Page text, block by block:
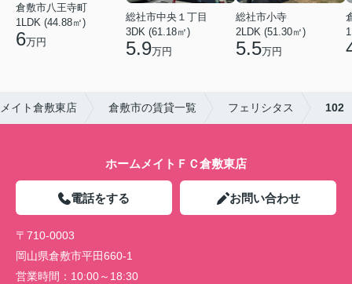
倉敷市八王寺町
1LDK (44.88㎡)
6万円
総社市中央１丁目
3DK (61.18㎡)
5.9万円
総社市小寺
2LDK (51.30㎡)
5.5万円
イト倉敷東店 倉敷市の賃貸一覧 フェリシタス 102
ホームメイトＦＣ倉敷東店
電話をする お問い合わせ
〒710-0003
岡山県倉敷市平田660-1
営業時間： 10:00～18:30